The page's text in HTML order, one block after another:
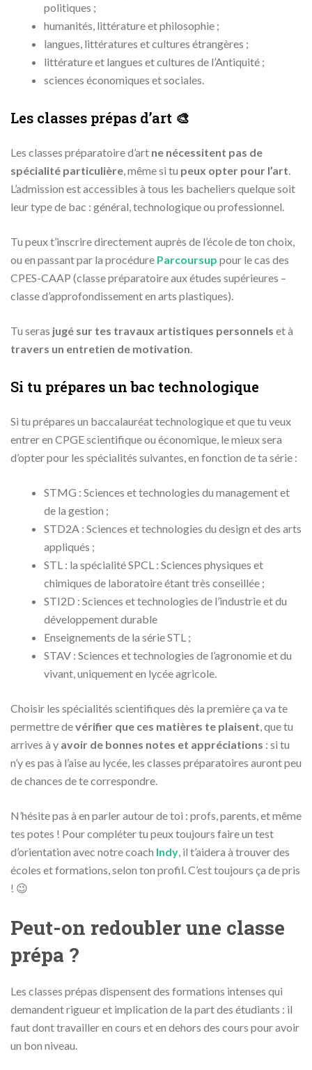
politiques ;
humanités, littérature et philosophie ;
langues, littératures et cultures étrangères ;
littérature et langues et cultures de l’Antiquité ;
sciences économiques et sociales.
Les classes prépas d’art 🎨
Les classes préparatoire d’art ne nécessitent pas de
spécialité particulière, même si tu peux opter pour l’art.
L’admission est accessibles à tous les bacheliers quelque soit
leur type de bac : général, technologique ou professionnel.
Tu peux t’inscrire directement auprès de l’école de ton choix,
ou en passant par la procédure Parcoursup pour le cas des
CPES-CAAP (classe préparatoire aux études supérieures –
classe d’approfondissement en arts plastiques).
Tu seras jugé sur tes travaux artistiques personnels et à
travers un entretien de motivation.
Si tu prépares un bac technologique
Si tu prépares un baccalauréat technologique et que tu veux
entrer en CPGE scientifique ou économique, le mieux sera
d’opter pour les spécialités suivantes, en fonction de ta série :
STMG : Sciences et technologies du management et
de la gestion ;
STD2A : Sciences et technologies du design et des arts
appliqués ;
STL : la spécialité SPCL : Sciences physiques et
chimiques de laboratoire étant très conseillée ;
STI2D : Sciences et technologies de l’industrie et du
développement durable
Enseignements de la série STL ;
STAV : Sciences et technologies de l’agronomie et du
vivant, uniquement en lycée agricole.
Choisir les spécialités scientifiques dès la première ça va te
permettre devérifier que ces matières te plaisent, que tu
arrives à y avoir de bonnes notes et appréciations : si tu
n’y es pas à l’aise au lycée, les classes préparatoires auront peu
de chances de te correspondre.
N’hésite pas à en parler autour de toi : profs, parents, et même
tes potes ! Pour compléter tu peux toujours faire un test
d’orientation avec notre coach Indy, il t’aidera à trouver des
écoles et formations, selon ton profil. C’est toujours ça de pris
! 😉
Peut-on redoubler une classe
prépa ?
Les classes prépas dispensent des formations intenses qui
demandent rigueur et implication de la part des étudiants : il
faut dont travailler en cours et en dehors des cours pour avoir
un bon niveau.